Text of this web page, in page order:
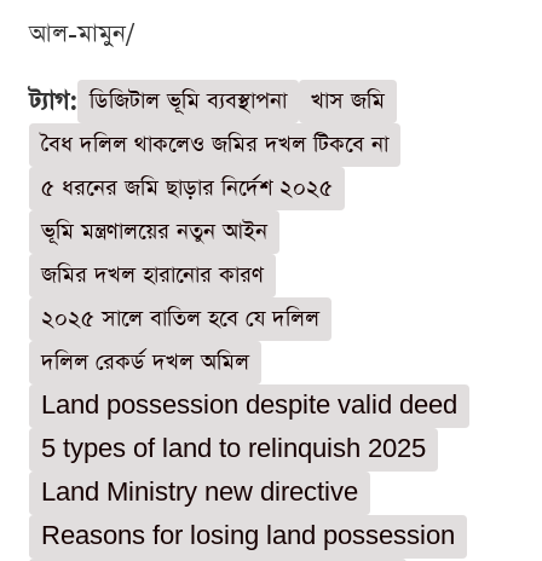
আল-মামুন/
ট্যাগ: ডিজিটাল ভূমি ব্যবস্থাপনা
খাস জমি
বৈধ দলিল থাকলেও জমির দখল টিকবে না
৫ ধরনের জমি ছাড়ার নির্দেশ ২০২৫
ভূমি মন্ত্রণালয়ের নতুন আইন
জমির দখল হারানোর কারণ
২০২৫ সালে বাতিল হবে যে দলিল
দলিল রেকর্ড দখল অমিল
Land possession despite valid deed
5 types of land to relinquish 2025
Land Ministry new directive
Reasons for losing land possession